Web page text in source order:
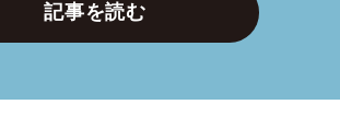
記事を読む